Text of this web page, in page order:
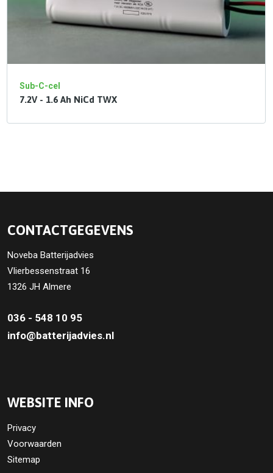
Sub-C-cel
7.2V - 1.6 Ah NiCd TWX
CONTACTGEGEVENS
Noveba Batterijadvies
Vlierbessenstraat 16
1326 JH Almere
036 - 548 10 95
info@batterijadvies.nl
WEBSITE INFO
Privacy
Voorwaarden
Sitemap